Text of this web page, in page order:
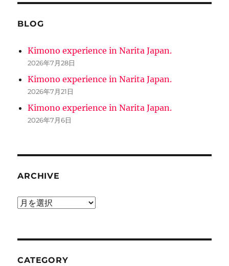
BLOG
Kimono experience in Narita Japan.
2026年7月28日
Kimono experience in Narita Japan.
2026年7月21日
Kimono experience in Narita Japan.
2026年7月6日
ARCHIVE
ARCHIVE
CATEGORY